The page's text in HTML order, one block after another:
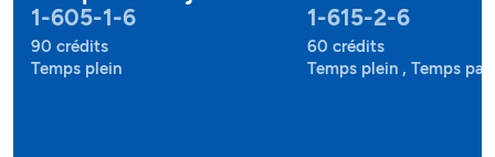
1-605-1-6
90 crédits
Temps plein
1-615-2-6
60 crédits
Temps plein , Temps